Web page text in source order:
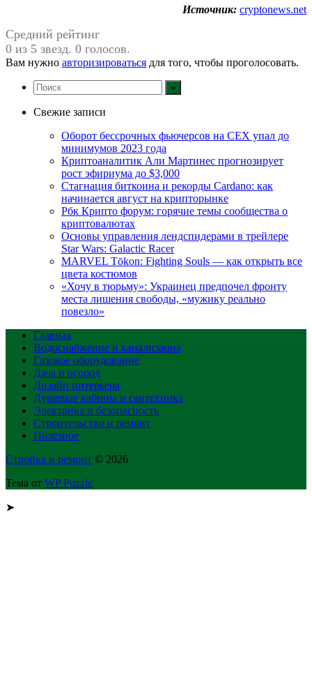
Источник: cryptonews.net
Средний рейтинг
0 из 5 звезд. 0 голосов.
Вам нужно авторизироваться для того, чтобы проголосовать.
Свежие записи
Оборот бессрочных фьючерсов на CEX упал до
минимумов 2023 года
Криптоаналитик Али Мартинес прогнозирует
рост эфириума до $3,000
Стагнация биткоина и рекорды Cardano: как
начинается август на крипторынке
Рбк Крипто форум: горячие темы сообщества о
криптовалютах
Основы управления лендспидерами в трейлере
Star Wars: Galactic Racer
MARVEL Tōkon: Fighting Souls — как открыть все
цвета костюмов
«Хочу в тюрьму»: Украинец предпочел фронту
места лишения свободы, «мужику реально
повезло»
Главная
Водоснабжение и канализация
Газовое оборудование
Дача и огород
Дизайн интерьера
Душевые кабины и сантехника
Электрика и безопасность
Строительство и ремонт
Полезное
Стройка и ремонт © 2026
Тема от WP Puzzle
➤